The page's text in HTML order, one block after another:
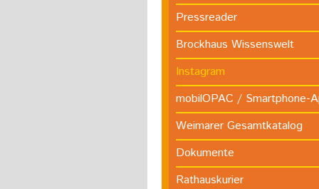
Pressreader
Brockhaus Wissenswelt
Instagram
mobilOPAC / Smartphone-
Weimarer Gesamtkatalog
Dokumente
Rathauskurier